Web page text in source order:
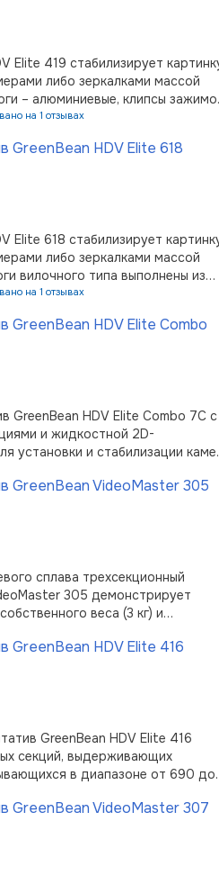
Elite 419 стабилизирует
либо зеркалками массой
– алюминиевые, клипсы
клипсы зажимов – и штатив
магниевую головку с
на 1 отзывах
GreenBean HDV Elite 618
Elite 618 стабилизирует
либо зеркалками массой
вилочного типа выполнены из
22 и 17 мм., зажимы секций
– 160 см. Съемная
на 1 отзывах
GreenBean HDV Elite Combo
GreenBean HDV Elite Combo 7C с
и жидкостной 2D-
установки и стабилизации
Штатив оснащен
мгновенной установки
GreenBean VideoMaster 305
сплава трехсекционный
305 демонстрирует
веса (3 кг) и
кг), позволяя размещать
высоте от 70 до 150 см.
из ударопрочн …
GreenBean HDV Elite 416
GreenBean HDV Elite 416
секций, выдерживающих
в диапазоне от 690 до
максимальную безопасность
сдвоенные телескопические
бе …
GreenBean VideoMaster 307